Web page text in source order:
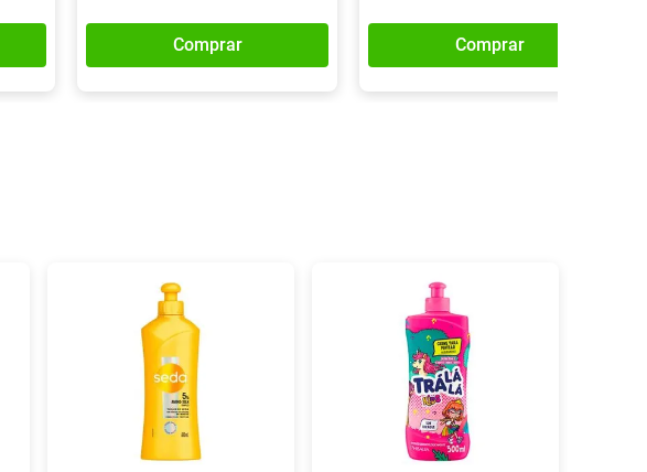
Comprar Comprar